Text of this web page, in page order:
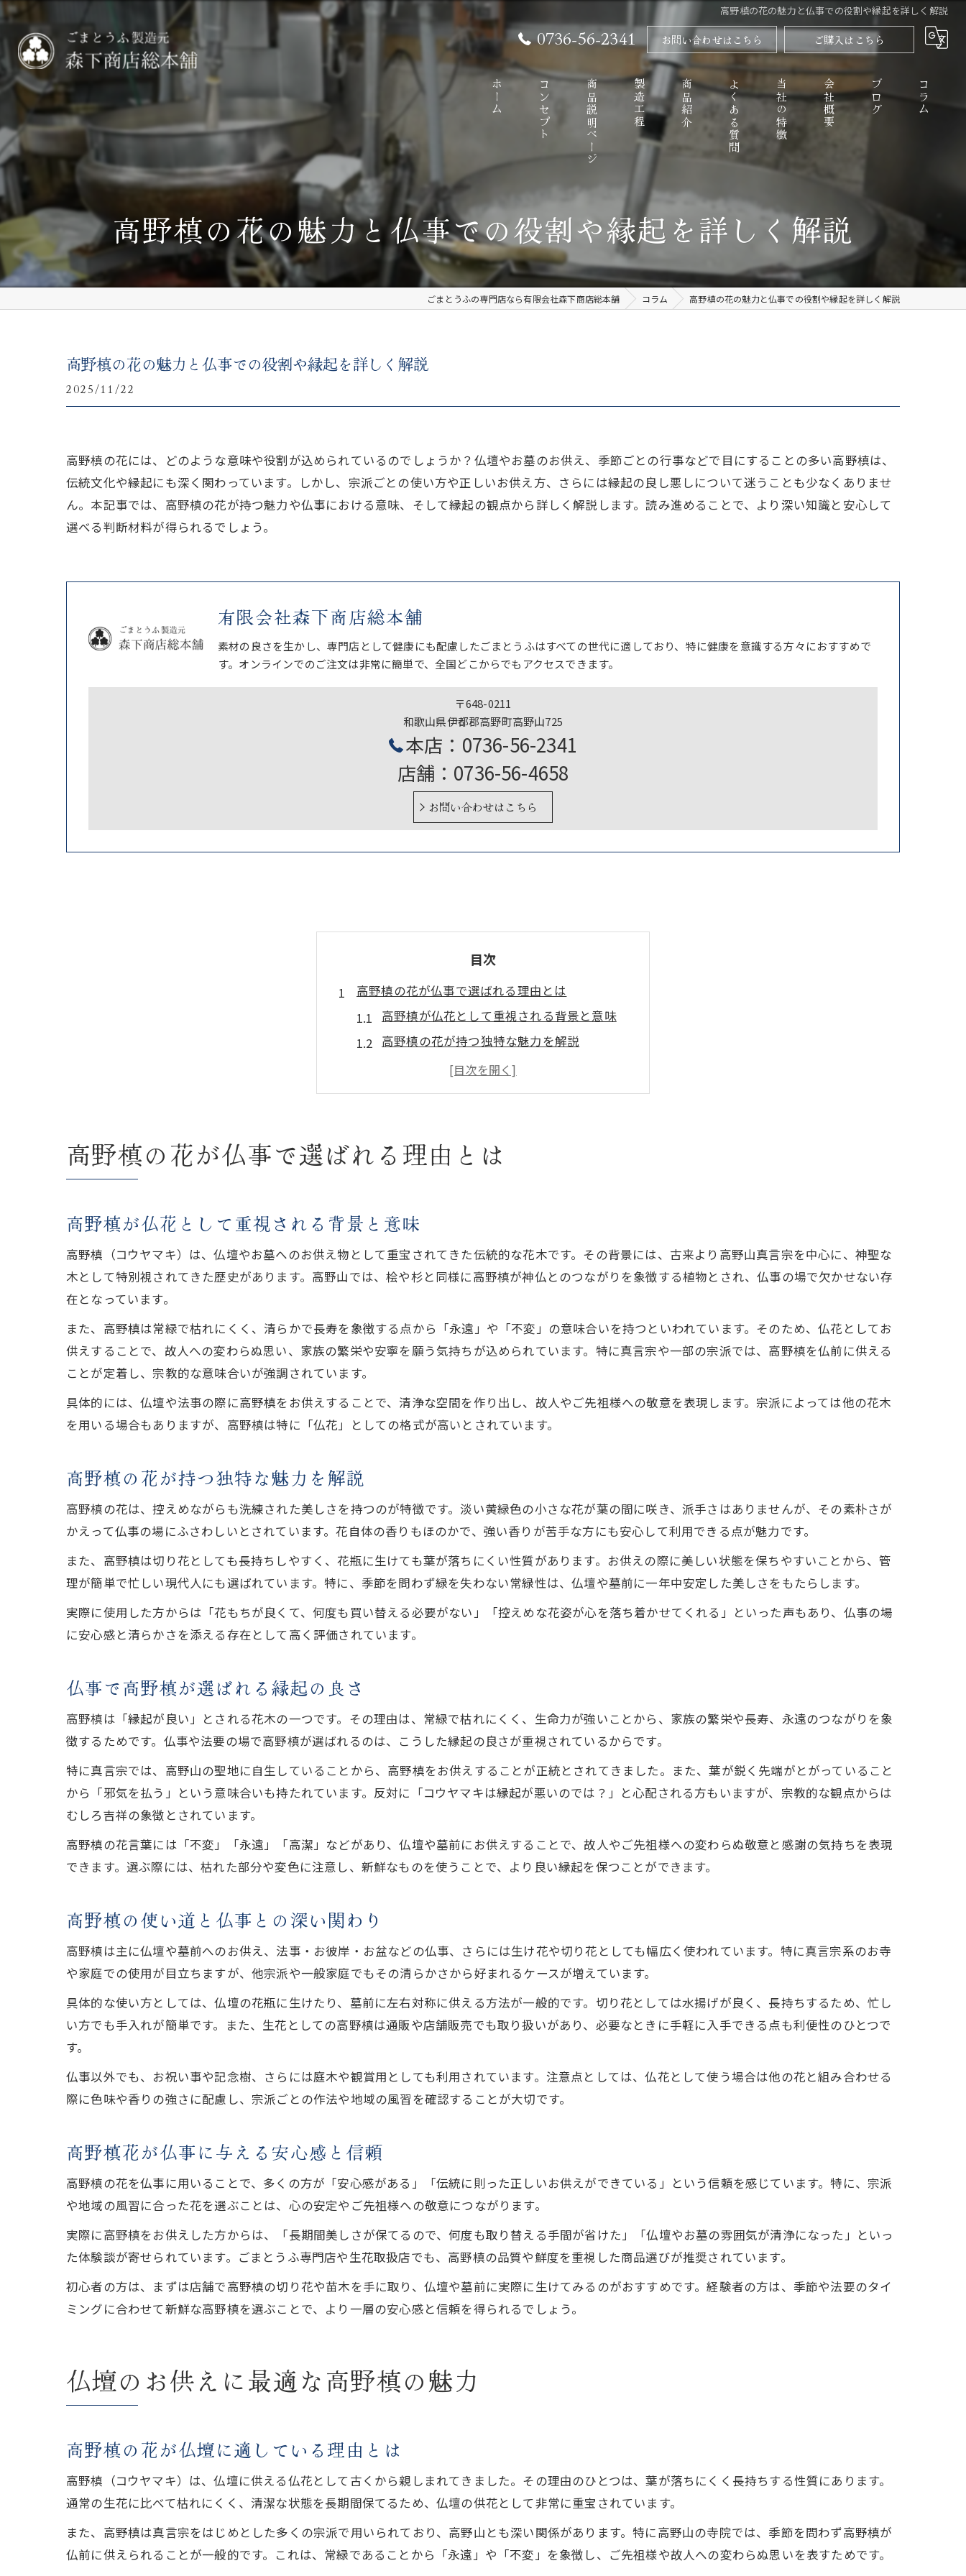
高野槙の花の魅力と仏事での役割や縁起を詳しく解説
0736-56-2341 お問い合わせはこちら ご購入はこちら
ホーム コンセプト 商品説明ページ 製造工程 商品紹介 よくある質問 当社の特徴
精進料理
なめらか
お取り寄せ
会社概要 ブログ コラム
高野槙の花の魅力と仏事での役割や縁起を詳しく解説
ごまとうふの専門店なら有限会社森下商店総本舗 コラム 高野槙の花の魅力と仏事での役割や縁起を詳しく解説
高野槙の花の魅力と仏事での役割や縁起を詳しく解説
2025/11/22
高野槙の花には、どのような意味や役割が込められているのでしょうか？仏壇やお墓のお供え、季節ごとの行事などで目にすることの多い高野槙は、
伝統文化や縁起にも深く関わっています。しかし、宗派ごとの使い方や正しいお供え方、さらには縁起の良し悪しについて迷うことも少なくありませ
ん。本記事では、高野槙の花が持つ魅力や仏事における意味、そして縁起の観点から詳しく解説します。読み進めることで、より深い知識と安心して
選べる判断材料が得られるでしょう。
有限会社森下商店総本舗
素材の良さを生かし、専門店として健康にも配慮したごまとうふはすべての世代に適しており、特に健康を意識する方々におすすめで
す。オンラインでのご注文は非常に簡単で、全国どこからでもアクセスできます。
〒648-0211
和歌山県伊都郡高野町高野山725
本店：0736-56-2341
店舗：0736-56-4658
お問い合わせはこちら
目次
高野槙の花が仏事で選ばれる理由とは
高野槙が仏花として重視される背景と意味
高野槙の花が持つ独特な魅力を解説
仏事で高野槙が選ばれる縁起の良さ
高野槙の使い道と仏事との深い関わり
仏壇のお供えに最適な高野槙の魅力
高野槙の花が仏壇に適している理由とは
高野槙の切り花を仏壇に飾るメリット
高野槙の香りや花言葉がもたらす効果
コウヤマキの縁起の捉え方と注意点
縁起が悪いとされる場合の高野槙の扱い
仏事にふさわしい高野槙の選び方の要点
仏壇やお墓で高野槙を使う宗派の特徴
宗派による高野槙の花の選び方と心得
高野槙の切り花で季節行事を彩るヒント
高野槙の切り花が季節行事に選ばれる理由
行事ごとに適した高野槙の切り花活用術
高野槙切り花の長持ちさせるポイント
知って安心高野槙の正しいお供え方法
高野槙の正しいお供え方法と基本マナー
高野槙のお供えで大切にしたい注意点
高野槙の切り花をお供えする際の流れ
高野槙お供えで避けたいタブーと対策
高野槙の花が仏事で選ばれる理由とは
高野槙が仏花として重視される背景と意味
高野槙（コウヤマキ）は、仏壇やお墓へのお供え物として重宝されてきた伝統的な花木です。その背景には、古来より高野山真言宗を中心に、神聖な
木として特別視されてきた歴史があります。高野山では、桧や杉と同様に高野槙が神仏とのつながりを象徴する植物とされ、仏事の場で欠かせない存
在となっています。
また、高野槙は常緑で枯れにくく、清らかで長寿を象徴する点から「永遠」や「不変」の意味合いを持つといわれています。そのため、仏花としてお
供えすることで、故人への変わらぬ思い、家族の繁栄や安寧を願う気持ちが込められています。特に真言宗や一部の宗派では、高野槙を仏前に供える
ことが定着し、宗教的な意味合いが強調されています。
具体的には、仏壇や法事の際に高野槙をお供えすることで、清浄な空間を作り出し、故人やご先祖様への敬意を表現します。宗派によっては他の花木
を用いる場合もありますが、高野槙は特に「仏花」としての格式が高いとされています。
高野槙の花が持つ独特な魅力を解説
高野槙の花は、控えめながらも洗練された美しさを持つのが特徴です。淡い黄緑色の小さな花が葉の間に咲き、派手さはありませんが、その素朴さが
かえって仏事の場にふさわしいとされています。花自体の香りもほのかで、強い香りが苦手な方にも安心して利用できる点が魅力です。
また、高野槙は切り花としても長持ちしやすく、花瓶に生けても葉が落ちにくい性質があります。お供えの際に美しい状態を保ちやすいことから、管
理が簡単で忙しい現代人にも選ばれています。特に、季節を問わず緑を失わない常緑性は、仏壇や墓前に一年中安定した美しさをもたらします。
実際に使用した方からは「花もちが良くて、何度も買い替える必要がない」「控えめな花姿が心を落ち着かせてくれる」といった声もあり、仏事の場
に安心感と清らかさを添える存在として高く評価されています。
仏事で高野槙が選ばれる縁起の良さ
高野槙は「縁起が良い」とされる花木の一つです。その理由は、常緑で枯れにくく、生命力が強いことから、家族の繁栄や長寿、永遠のつながりを象
徴するためです。仏事や法要の場で高野槙が選ばれるのは、こうした縁起の良さが重視されているからです。
特に真言宗では、高野山の聖地に自生していることから、高野槙をお供えすることが正統とされてきました。また、葉が鋭く先端がとがっていること
から「邪気を払う」という意味合いも持たれています。反対に「コウヤマキは縁起が悪いのでは？」と心配される方もいますが、宗教的な観点からは
むしろ吉祥の象徴とされています。
高野槙の花言葉には「不変」「永遠」「高潔」などがあり、仏壇や墓前にお供えすることで、故人やご先祖様への変わらぬ敬意と感謝の気持ちを表現
できます。選ぶ際には、枯れた部分や変色に注意し、新鮮なものを使うことで、より良い縁起を保つことができます。
高野槙の使い道と仏事との深い関わり
高野槙は主に仏壇や墓前へのお供え、法事・お彼岸・お盆などの仏事、さらには生け花や切り花としても幅広く使われています。特に真言宗系のお寺
や家庭での使用が目立ちますが、他宗派や一般家庭でもその清らかさから好まれるケースが増えています。
具体的な使い方としては、仏壇の花瓶に生けたり、墓前に左右対称に供える方法が一般的です。切り花としては水揚げが良く、長持ちするため、忙し
い方でも手入れが簡単です。また、生花としての高野槙は通販や店舗販売でも取り扱いがあり、必要なときに手軽に入手できる点も利便性のひとつで
す。
仏事以外でも、お祝い事や記念樹、さらには庭木や観賞用としても利用されています。注意点としては、仏花として使う場合は他の花と組み合わせる
際に色味や香りの強さに配慮し、宗派ごとの作法や地域の風習を確認することが大切です。
高野槙花が仏事に与える安心感と信頼
高野槙の花を仏事に用いることで、多くの方が「安心感がある」「伝統に則った正しいお供えができている」という信頼を感じています。特に、宗派
や地域の風習に合った花を選ぶことは、心の安定やご先祖様への敬意につながります。
実際に高野槙をお供えした方からは、「長期間美しさが保てるので、何度も取り替える手間が省けた」「仏壇やお墓の雰囲気が清浄になった」といっ
た体験談が寄せられています。ごまとうふ専門店や生花取扱店でも、高野槙の品質や鮮度を重視した商品選びが推奨されています。
初心者の方は、まずは店舗で高野槙の切り花や苗木を手に取り、仏壇や墓前に実際に生けてみるのがおすすめです。経験者の方は、季節や法要のタイ
ミングに合わせて新鮮な高野槙を選ぶことで、より一層の安心感と信頼を得られるでしょう。
仏壇のお供えに最適な高野槙の魅力
高野槙の花が仏壇に適している理由とは
高野槙（コウヤマキ）は、仏壇に供える仏花として古くから親しまれてきました。その理由のひとつは、葉が落ちにくく長持ちする性質にあります。
通常の生花に比べて枯れにくく、清潔な状態を長期間保てるため、仏壇の供花として非常に重宝されています。
また、高野槙は真言宗をはじめとした多くの宗派で用いられており、高野山とも深い関係があります。特に高野山の寺院では、季節を問わず高野槙が
仏前に供えられることが一般的です。これは、常緑であることから「永遠」や「不変」を象徴し、ご先祖様や故人への変わらぬ思いを表すためです。